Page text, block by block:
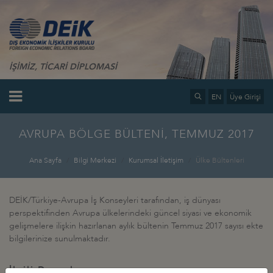
İŞİMİZ, TİCARİ DİPLOMASİ
EN Üye Girişi
AVRUPA BÖLGE BÜLTENİ, TEMMUZ 2017
Ana Sayfa Bilgi Merkezi Kurumsal İletişim Ülke Bültenleri
DEİK/Türkiye-Avrupa İş Konseyleri tarafından, iş dünyası
perspektifinden Avrupa ülkelerindeki güncel siyasi ve ekonomik
gelişmelere ilişkin hazırlanan aylık bültenin Temmuz 2017 sayısı ekte
bilgilerinize sunulmaktadır.
İlgili Dosyalar